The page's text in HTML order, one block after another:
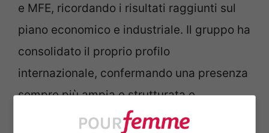
e MFE, ricordando i risultati raggiunti sul
piano economico e industriale. Il gruppo ha
consolidato il proprio profilo
internazionale, confermando una presenza
sempre più ampia e strutturata e
rafforzando la propria posizione